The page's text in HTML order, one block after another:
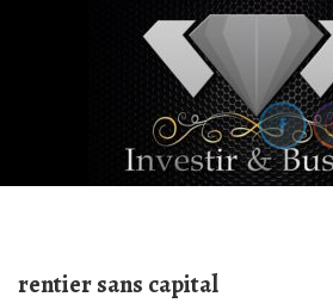
rentier sans capital